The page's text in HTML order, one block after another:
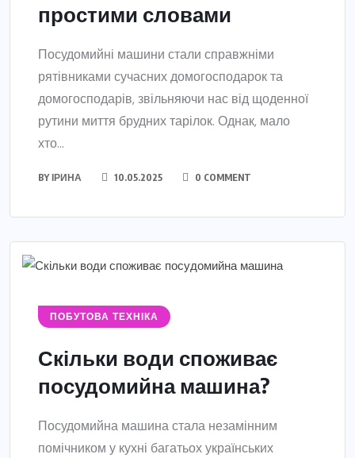
простими словами
Посудомийні машини стали справжніми
рятівниками сучасних домогосподарок та
домогосподарів, звільняючи нас від щоденної
рутини миття брудних тарілок. Однак, мало
хто...
BYІРИНА 10.05.2025 0 COMMENT
ПОБУТОВА ТЕХНІКА
Скільки води споживає
посудомийна машина?
Посудомийна машина стала незамінним
помічником у кухні багатьох українських